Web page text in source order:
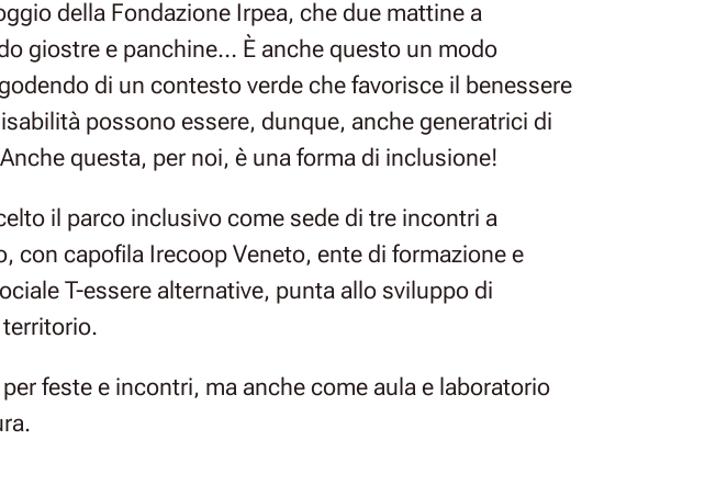
della Fondazione Irpea, che due mattine a
giostre e panchine… È anche questo un modo
di un contesto verde che favorisce il benessere
possono essere, dunque, anche generatrici di
questa, per noi, è una forma di inclusione!
il parco inclusivo come sede di tre incontri a
con capofila Irecoop Veneto, ente di formazione e
T-essere alternative, punta allo sviluppo di
feste e incontri, ma anche come aula e laboratorio